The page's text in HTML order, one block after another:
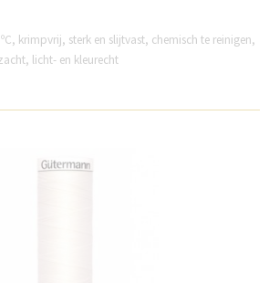
krimpvrij, sterk en slijtvast, chemisch te reinigen,
licht- en kleurecht